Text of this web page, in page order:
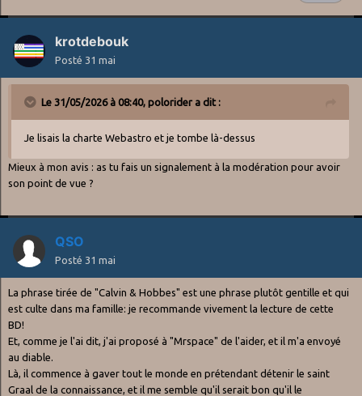
krotdebouk
Posté 31 mai
Le 31/05/2026 à 08:40, polorider a dit :
Je lisais la charte Webastro et je tombe là-dessus
Mieux à mon avis : as tu fais un signalement à la modération pour avoir
son point de vue ?
QSO
Posté 31 mai
La phrase tirée de "Calvin & Hobbes" est une phrase plutôt gentille et qui
est culte dans ma famille: je recommande vivement la lecture de cette
BD!
Et, comme je l'ai dit, j'ai proposé à "Mrspace" de l'aider, et il m'a envoyé
au diable.
Là, il commence à gaver tout le monde en prétendant détenir le saint
Graal de la connaissance, et il me semble qu'il serait bon qu'il le